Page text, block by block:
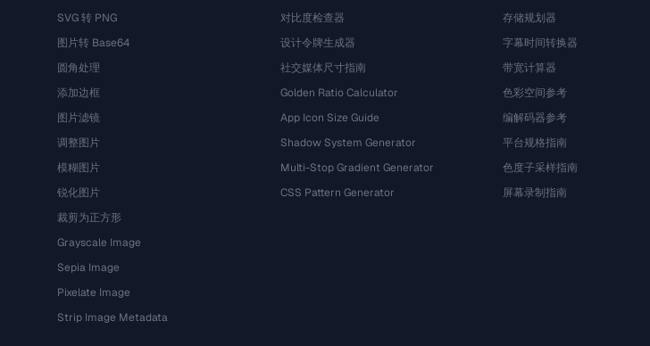
SVG 转 PNG
图片转 Base64
圆角处理
添加边框
图片滤镜
调整图片
模糊图片
锐化图片
裁剪为正方形
Grayscale Image
Sepia Image
Pixelate Image
Strip Image Metadata
对比度检查器
设计令牌生成器
社交媒体尺寸指南
Golden Ratio Calculator
App Icon Size Guide
Shadow System Generator
Multi-Stop Gradient Generator
CSS Pattern Generator
存储规划器
字幕时间转换器
带宽计算器
色彩空间参考
编解码器参考
平台规格指南
色度子采样指南
屏幕录制指南